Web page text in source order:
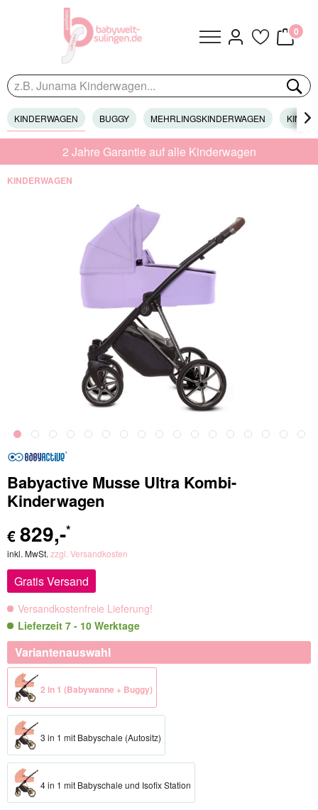
0
KINDERWAGEN BUGGY MEHRLINGSKINDERWAGEN 
2 Jahre Garantie auf alle Kinderwagen
KINDERWAGEN
Babyactive Musse Ultra Kombi-
Kinderwagen
€ 829,-*
inkl. MwSt. zzgl. Versandkosten
Gratis Versand
Versandkostenfreie Lieferung!
Lieferzeit 7 - 10 Werktage
Variantenauswahl
2 in 1 (Babywanne + Buggy)
3 in 1 mit Babyschale (Autositz)
4 in 1 mit Babyschale und Isofix Station